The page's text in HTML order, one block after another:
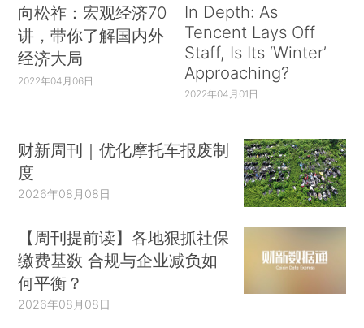
向松祚：宏观经济70
讲，带你了解国内外
经济大局
2022年04月06日
In Depth: As
Tencent Lays Off
Staff, Is Its ‘Winter’
Approaching?
2022年04月01日
财新周刊｜优化摩托车报废制
度
2026年08月08日
【周刊提前读】各地狠抓社保
缴费基数 合规与企业减负如
何平衡？
2026年08月08日